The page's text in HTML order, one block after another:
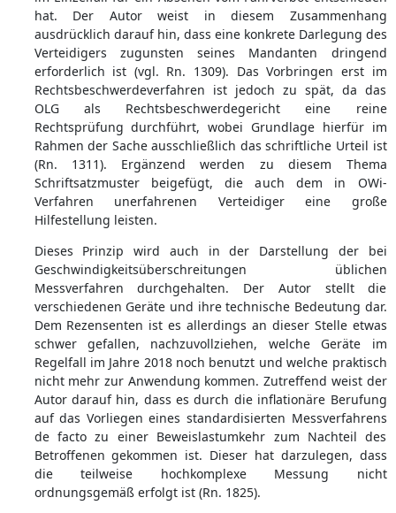
hat. Der Autor weist in diesem Zusammenhang
ausdrücklich darauf hin, dass eine konkrete Darlegung des
Verteidigers zugunsten seines Mandanten dringend
erforderlich ist (vgl. Rn. 1309). Das Vorbringen erst im
Rechtsbeschwerdeverfahren ist jedoch zu spät, da das
OLG als Rechtsbeschwerdegericht eine reine
Rechtsprüfung durchführt, wobei Grundlage hierfür im
Rahmen der Sache ausschließlich das schriftliche Urteil ist
(Rn. 1311). Ergänzend werden zu diesem Thema
Schriftsatzmuster beigefügt, die auch dem in OWi-
Verfahren unerfahrenen Verteidiger eine große
Hilfestellung leisten.
Dieses Prinzip wird auch in der Darstellung der bei
Geschwindigkeitsüberschreitungen üblichen
Messverfahren durchgehalten. Der Autor stellt die
verschiedenen Geräte und ihre technische Bedeutung dar.
Dem Rezensenten ist es allerdings an dieser Stelle etwas
schwer gefallen, nachzuvollziehen, welche Geräte im
Regelfall im Jahre 2018 noch benutzt und welche praktisch
nicht mehr zur Anwendung kommen. Zutreffend weist der
Autor darauf hin, dass es durch die inflationäre Berufung
auf das Vorliegen eines standardisierten Messverfahrens
de facto zu einer Beweislastumkehr zum Nachteil des
Betroffenen gekommen ist. Dieser hat darzulegen, dass
die teilweise hochkomplexe Messung nicht
ordnungsgemäß erfolgt ist (Rn. 1825).